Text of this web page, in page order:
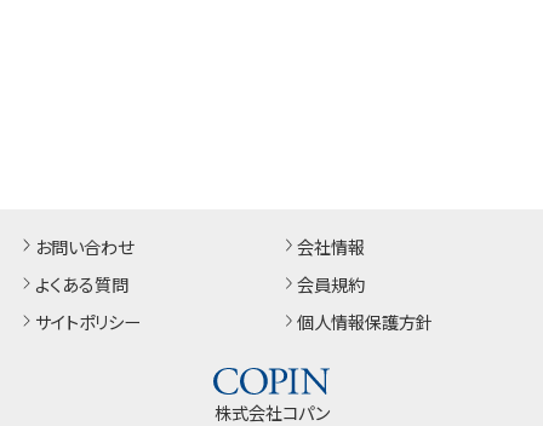
お問い合わせ
よくある質問
サイトポリシー
会社情報
会員規約
個人情報保護方針
株式会社コパン